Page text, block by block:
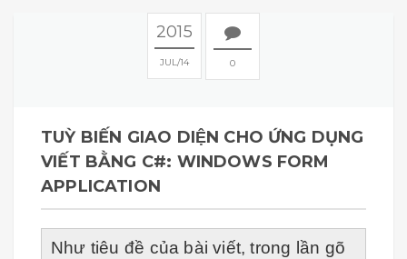
2015
JUL 14 0
TUỲ BIẾN GIAO DIỆN CHO ỨNG DỤNG
VIẾT BẰNG C#: WINDOWS FORM
APPLICATION
Như tiêu đề của bài viết, trong lần gõ